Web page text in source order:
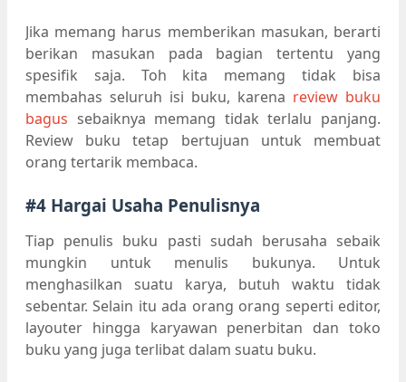
Jika memang harus memberikan masukan, berarti
berikan masukan pada bagian tertentu yang
spesifik saja. Toh kita memang tidak bisa
membahas seluruh isi buku, karena review buku
bagus sebaiknya memang tidak terlalu panjang.
Review buku tetap bertujuan untuk membuat
orang tertarik membaca.
#4 Hargai Usaha Penulisnya
Tiap penulis buku pasti sudah berusaha sebaik
mungkin untuk menulis bukunya. Untuk
menghasilkan suatu karya, butuh waktu tidak
sebentar. Selain itu ada orang orang seperti editor,
layouter hingga karyawan penerbitan dan toko
buku yang juga terlibat dalam suatu buku.